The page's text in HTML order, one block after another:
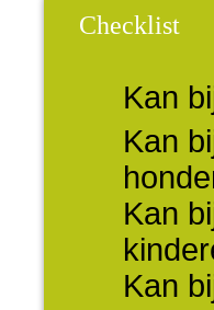
Checklist
Kan
Kan
Kan
Kan